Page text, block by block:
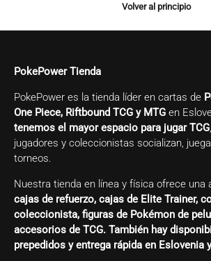
Volver al principio
PokePower Tienda
PokePower es la tienda líder en cartas de
One Piece, Riftbound TCG y MTG en
tenemos el mayor espacio para jugar TCG
jugadores y coleccionistas socializan,
torneos.
Nuestra tienda en línea y física ofrece una
cajas de refuerzo, cajas de Elite Trainer,
coleccionista, figuras de Pokémon de
accesorios de TCG. También hay
prepedidos y entrega rápida en Eslovenia